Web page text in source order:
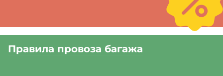
Правила провоза багажа